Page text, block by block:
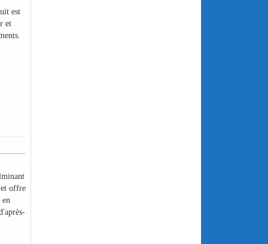
est
et
et offre